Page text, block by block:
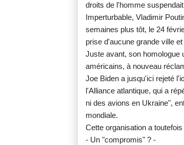
droits de l'homme
Imperturbable, Vladimir
semaines plus tôt, le 24
prise d'aucune grande ville
Juste avant, son homologue
américains, à nouveau
Joe Biden a jusqu'ici rejeté
l'Alliance atlantique, qui a
ni des avions en Ukraine",
mondiale.
Cette organisation a
- Un "compromis" ? -